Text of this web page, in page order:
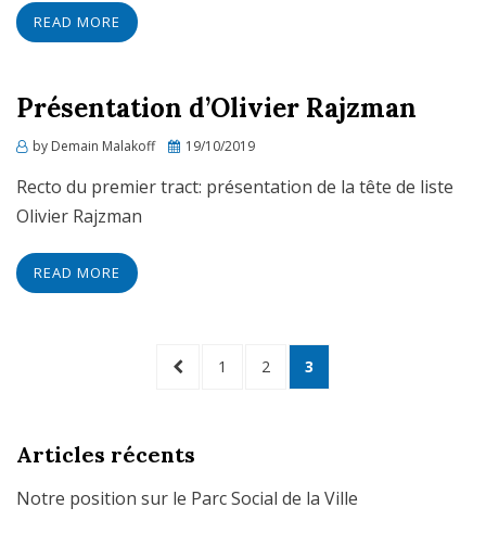
READ MORE
Présentation d’Olivier Rajzman
by Demain Malakoff
Posted19/10/2019
Recto du premier tract: présentation de la tête de liste
Olivier Rajzman
READ MORE
PREVIOUS
PAGE
1 PAGE
2 PAGE
3
Articles récents
Notre position sur le Parc Social de la Ville